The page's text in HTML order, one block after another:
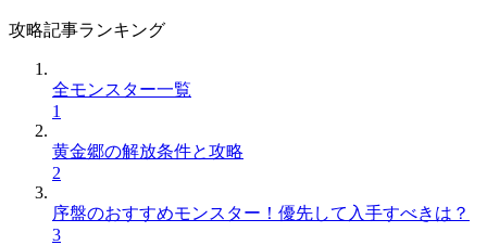
攻略記事ランキング
全モンスター一覧
1
黄金郷の解放条件と攻略
2
序盤のおすすめモンスター！優先して入手すべきは？
3